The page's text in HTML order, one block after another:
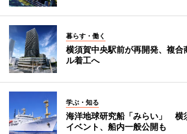
暮らす・働く
横須賀中央駅前が再開発、複合
ル着工へ
学ぶ・知る
海洋地球研究船「みらい」 横
イベント、船内一般公開も